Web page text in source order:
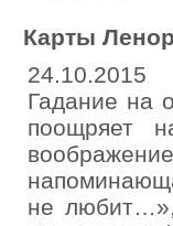
Карты
24.10.2015
Гадание на
поощряет
не